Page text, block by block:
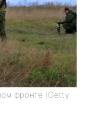
фронте (Getty